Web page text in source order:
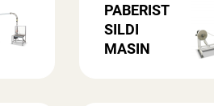
PABERIST
SILDI
MASIN